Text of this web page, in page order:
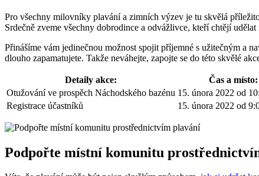
Pro všechny milovníky plavání a zimních výzev je tu skvělá
Srdečně zveme všechny dobrodince a odvážlivce, kteří chtějí
Přinášíme vám jedinečnou možnost spojit příjemné s užitečným a
dlouho zapamatujete. Takže neváhejte, zapojte se do této skvělé
Detaily akce:
Čas a místo:
Otužování ve prospěch Náchodského bazénu 15. února 2022 od
Registrace účastníků
15. února 2022 od
Podpořte místní komunitu